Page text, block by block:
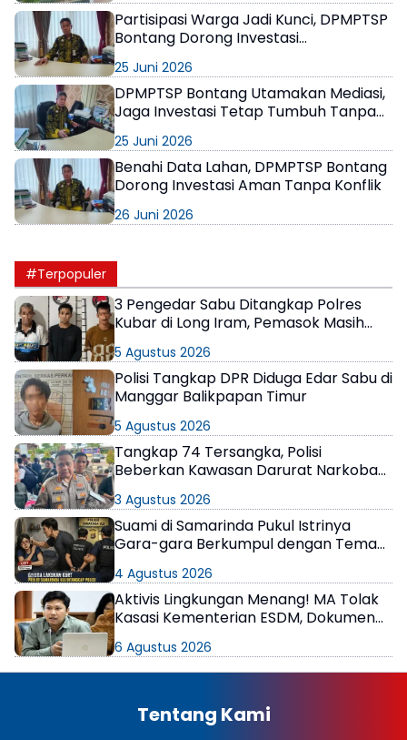
Partisipasi Warga Jadi Kunci, DPMPTSP
Bontang Dorong Investasi
Masyarakat
25 Juni 2026
DPMPTSP Bontang Utamakan Mediasi,
Jaga Investasi Tetap Tumbuh Tanpa
25 Juni 2026
Benahi Data Lahan, DPMPTSP Bontang
Dorong Investasi Aman Tanpa Konflik
26 Juni 2026
#Terpopuler
3 Pengedar Sabu Ditangkap Polres
Kubar di Long Iram, Pemasok Masih
5 Agustus 2026
Polisi Tangkap DPR Diduga Edar Sabu di
Manggar Balikpapan Timur
5 Agustus 2026
Tangkap 74 Tersangka, Polisi
Beberkan Kawasan Darurat Narkoba
3 Agustus 2026
Suami di Samarinda Pukul Istrinya
Gara-gara Berkumpul dengan Teman
4 Agustus 2026
Aktivis Lingkungan Menang! MA Tolak
Kasasi Kementerian ESDM, Dokumen
Publik
6 Agustus 2026
Tentang Kami